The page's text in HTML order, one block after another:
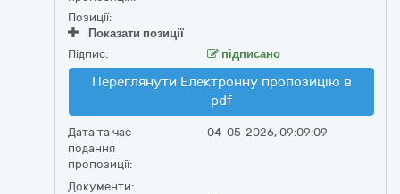
Позиції:
Показати позиції
Підпис:
підписано
Переглянути Електронну пропозицію в
pdf
Дата та час
подання
пропозиції:
04-05-2026, 09:09:09
Документи: